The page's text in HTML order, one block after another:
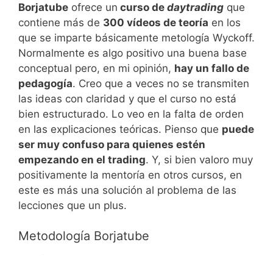
Borjatube ofrece un curso de daytrading que
contiene más de 300 vídeos de teoría en los
que se imparte básicamente metología Wyckoff.
Normalmente es algo positivo una buena base
conceptual pero, en mi opinión, hay un fallo de
pedagogía. Creo que a veces no se transmiten
las ideas con claridad y que el curso no está
bien estructurado. Lo veo en la falta de orden
en las explicaciones teóricas. Pienso que puede
ser muy confuso para quienes estén
empezando en el trading. Y, si bien valoro muy
positivamente la mentoría en otros cursos, en
este es más una solución al problema de las
lecciones que un plus.
Metodología Borjatube